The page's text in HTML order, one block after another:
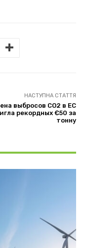
НАСТУПНА СТАТТЯ
выбросов СО2 в ЕС
рекордных €50 за
тонну